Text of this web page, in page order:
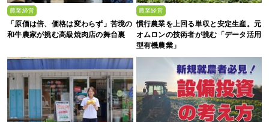
農業経営
「原価は倍、価格は変わらず」苦境の
和牛農家が挑む高級焼肉店の舞台裏
農業経営
慣行農業を上回る単収と安定生産。元
オムロンの技術者が挑む「データ活用
型有機農業」